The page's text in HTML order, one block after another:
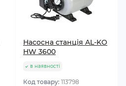
Насосна станція AL-KO
HW 3600
в наявності
Код товару: 113798